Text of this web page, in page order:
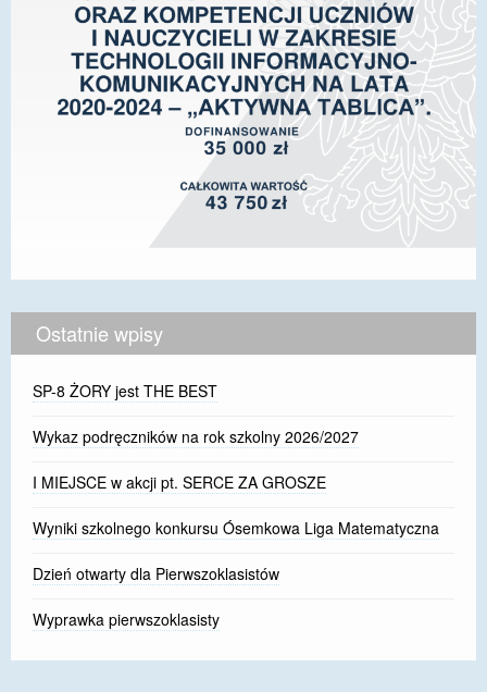
Ostatnie wpisy
SP-8 ŻORY jest THE BEST
Wykaz podręczników na rok szkolny 2026/2027
I MIEJSCE w akcji pt. SERCE ZA GROSZE
Wyniki szkolnego konkursu Ósemkowa Liga Matematyczna
Dzień otwarty dla Pierwszoklasistów
Wyprawka pierwszoklasisty